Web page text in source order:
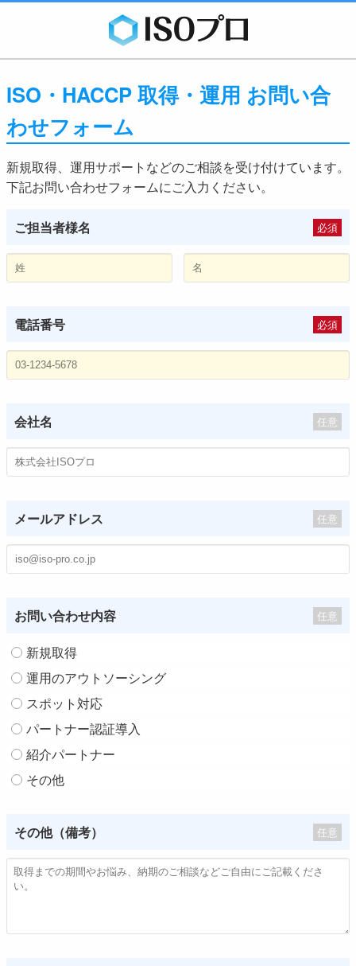
ISO・HACCP 取得・運用 お問い合
わせフォーム
新規取得、運用サポートなどのご相談を受け付けています。
下記お問い合わせフォームにご入力ください。
ご担当者様名 必須
電話番号 必須
会社名 任意
メールアドレス 任意
お問い合わせ内容 任意
新規取得
運用のアウトソーシング
スポット対応
パートナー認証導入
紹介パートナー
その他
その他（備考） 任意